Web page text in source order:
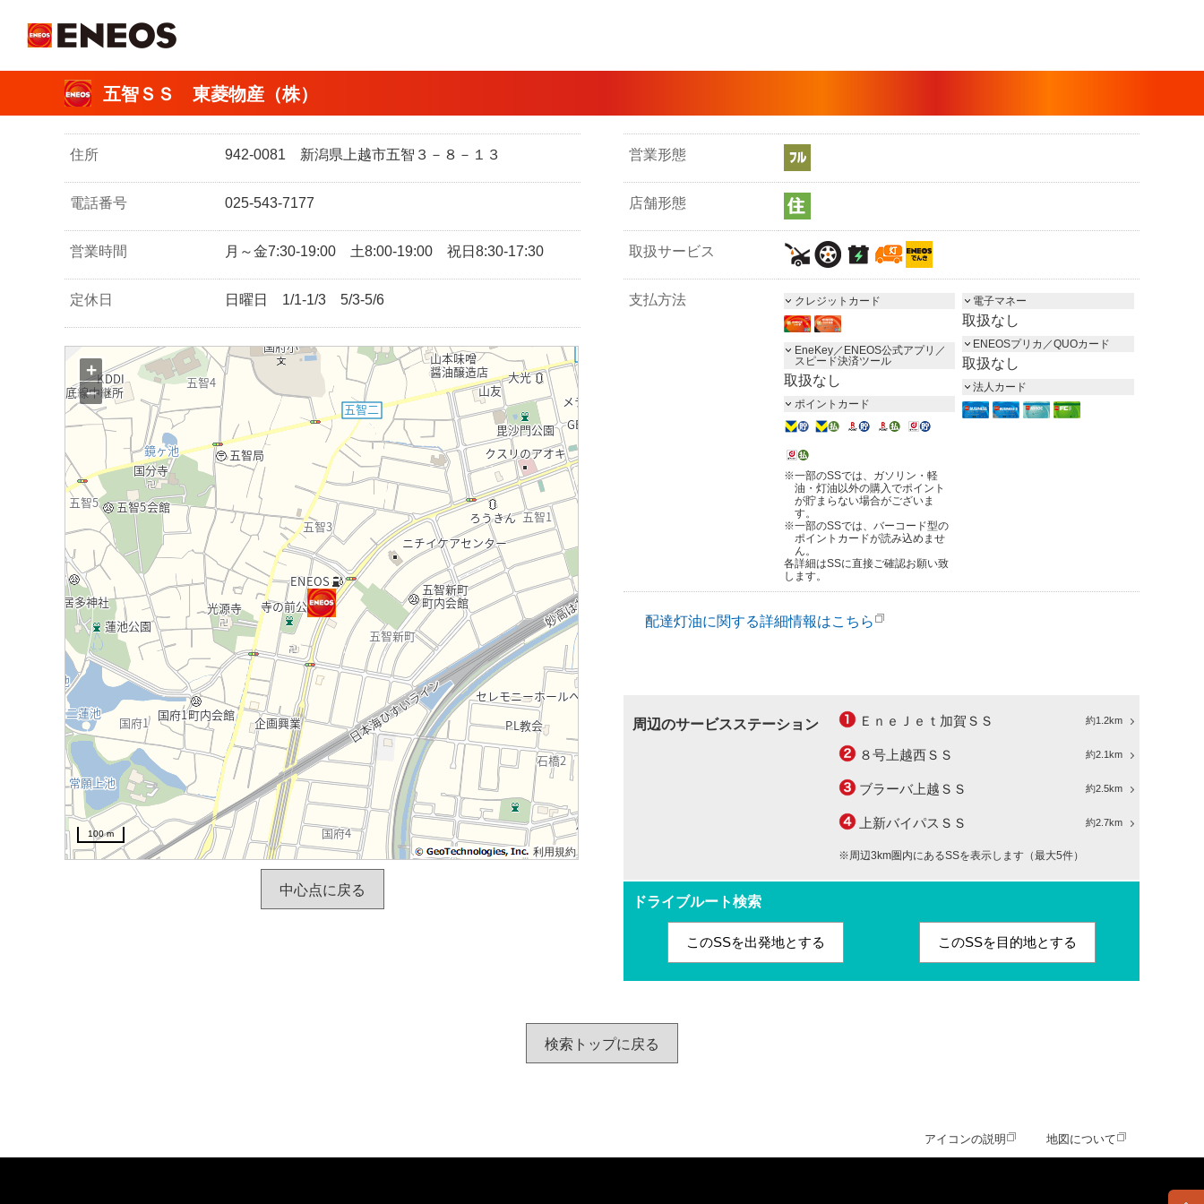
五智ＳＳ 東菱物産（株）
住所 942-0081 新潟県上越市五智３－８－１３
電話番号 025-543-7177
営業時間 月～金7:30-19:00 土8:00-19:00 祝日8:30-17:30
定休日 日曜日 1/1-1/3 5/3-5/6
利用規約
+
−
100 m
中心点に戻る
営業形態
店舗形態
取扱サービス
支払方法 クレジットカード
EneKey／ENEOS公式アプリ／
スピード決済ツール
取扱なし
ポイントカード
※一部のSSでは、ガソリン・軽
油・灯油以外の購入でポイント
が貯まらない場合がございま
す。
※一部のSSでは、バーコード型の
ポイントカードが読み込めませ
ん。
各詳細はSSに直接ご確認お願い致
します。
電子マネー
取扱なし
ENEOSプリカ／QUOカード
取扱なし
法人カード
配達灯油に関する詳細情報はこちら
周辺のサービスステーション 約1.2km
ＥｎｅＪｅｔ加賀ＳＳ
約2.1km
８号上越西ＳＳ
約2.5km
ブラーバ上越ＳＳ
約2.7km
上新バイパスＳＳ
※周辺3km圏内にあるSSを表示します（最大5件）
ドライブルート検索
このSSを出発地とする このSSを目的地とする
検索トップに戻る
アイコンの説明 地図について